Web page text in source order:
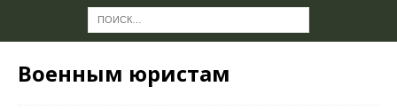
Военным юристам